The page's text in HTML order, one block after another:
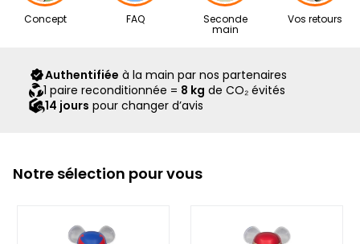
revendeurs partenaires, sélectionnés avec soin pour leur
scellé Second Step attestant qu’ils ont été contrôlés et
expédiés par notre équipe.
Concept FAQ Seconde
main
Vos retours
Authentifiée à la main par nos partenaires
1 paire reconditionnée = 8 kg de CO₂ évités
14 jours pour changer d’avis
Notre sélection pour vous